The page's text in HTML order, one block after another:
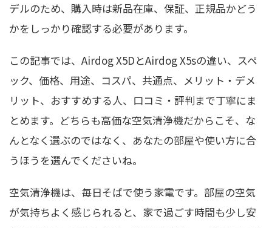
デルのため、購入時は新品在庫、保証、正規品かどう
かをしっかり確認する必要があります。
この記事では、Airdog X5DとAirdog X5sの違い、スペ
ック、価格、用途、コスパ、共通点、メリット・デメ
リット、おすすめする人、口コミ・評判まで丁寧にま
とめます。どちらも高価な空気清浄機だからこそ、な
んとなく選ぶのではなく、あなたの部屋や使い方に合
うほうを選んでくださいね。
空気清浄機は、毎日そばで使う家電です。部屋の空気
が気持ちよく感じられると、家で過ごす時間も少し安